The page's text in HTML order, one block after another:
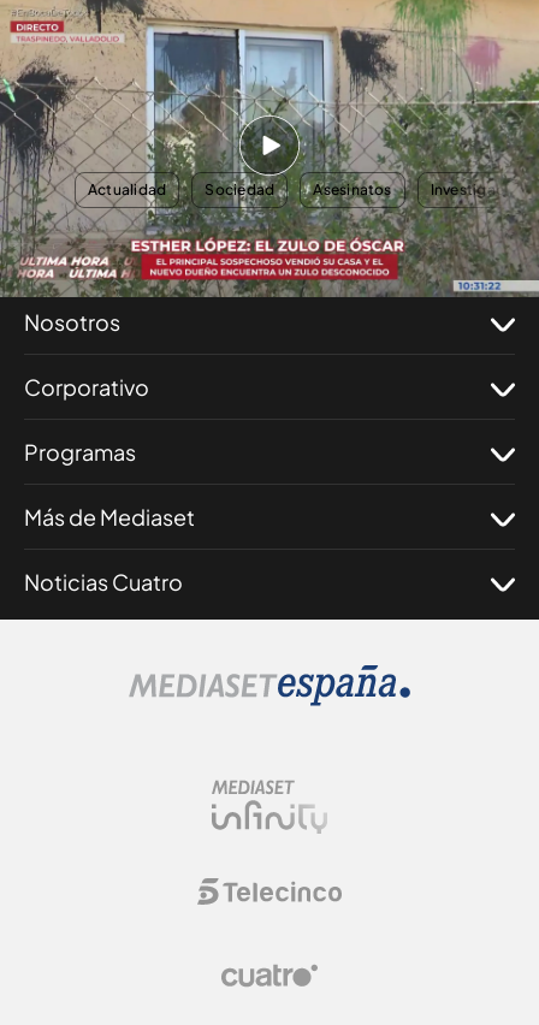
La autopsia de Esther López contiene datos compatibles con su estancia
en el zulo de la casa de Óscar: “El cadáver presentaba manos de lavandera”
Toda la actualidad, en el programa completo
AQUÍ
TEMAS Actualidad Sociedad Asesinatos
Nosotros
Corporativo
Programas
Más de Mediaset
Noticias Cuatro